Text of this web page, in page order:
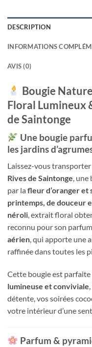
DESCRIPTION
INFORMATIONS
AVIS (0)
Bougie
Floral Lumineux
de Saintonge
Une bougie
les jardins
Laissez-vous transporter
Rives de Saintonge, une
par la fleur d’oranger et
printemps, de douceur
néroli, extrait floral
reconnu pour son parfum
aérien, qui apporte une
raffinée dans toutes les
Cette bougie est
lumineuse et conviviale
détente, vos soirées
votre intérieur d’une
Parfum &